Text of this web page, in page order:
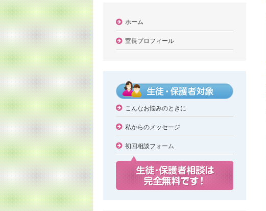
ホーム
室長プロフィール
こんなお悩みのときに
私からのメッセージ
初回相談フォーム